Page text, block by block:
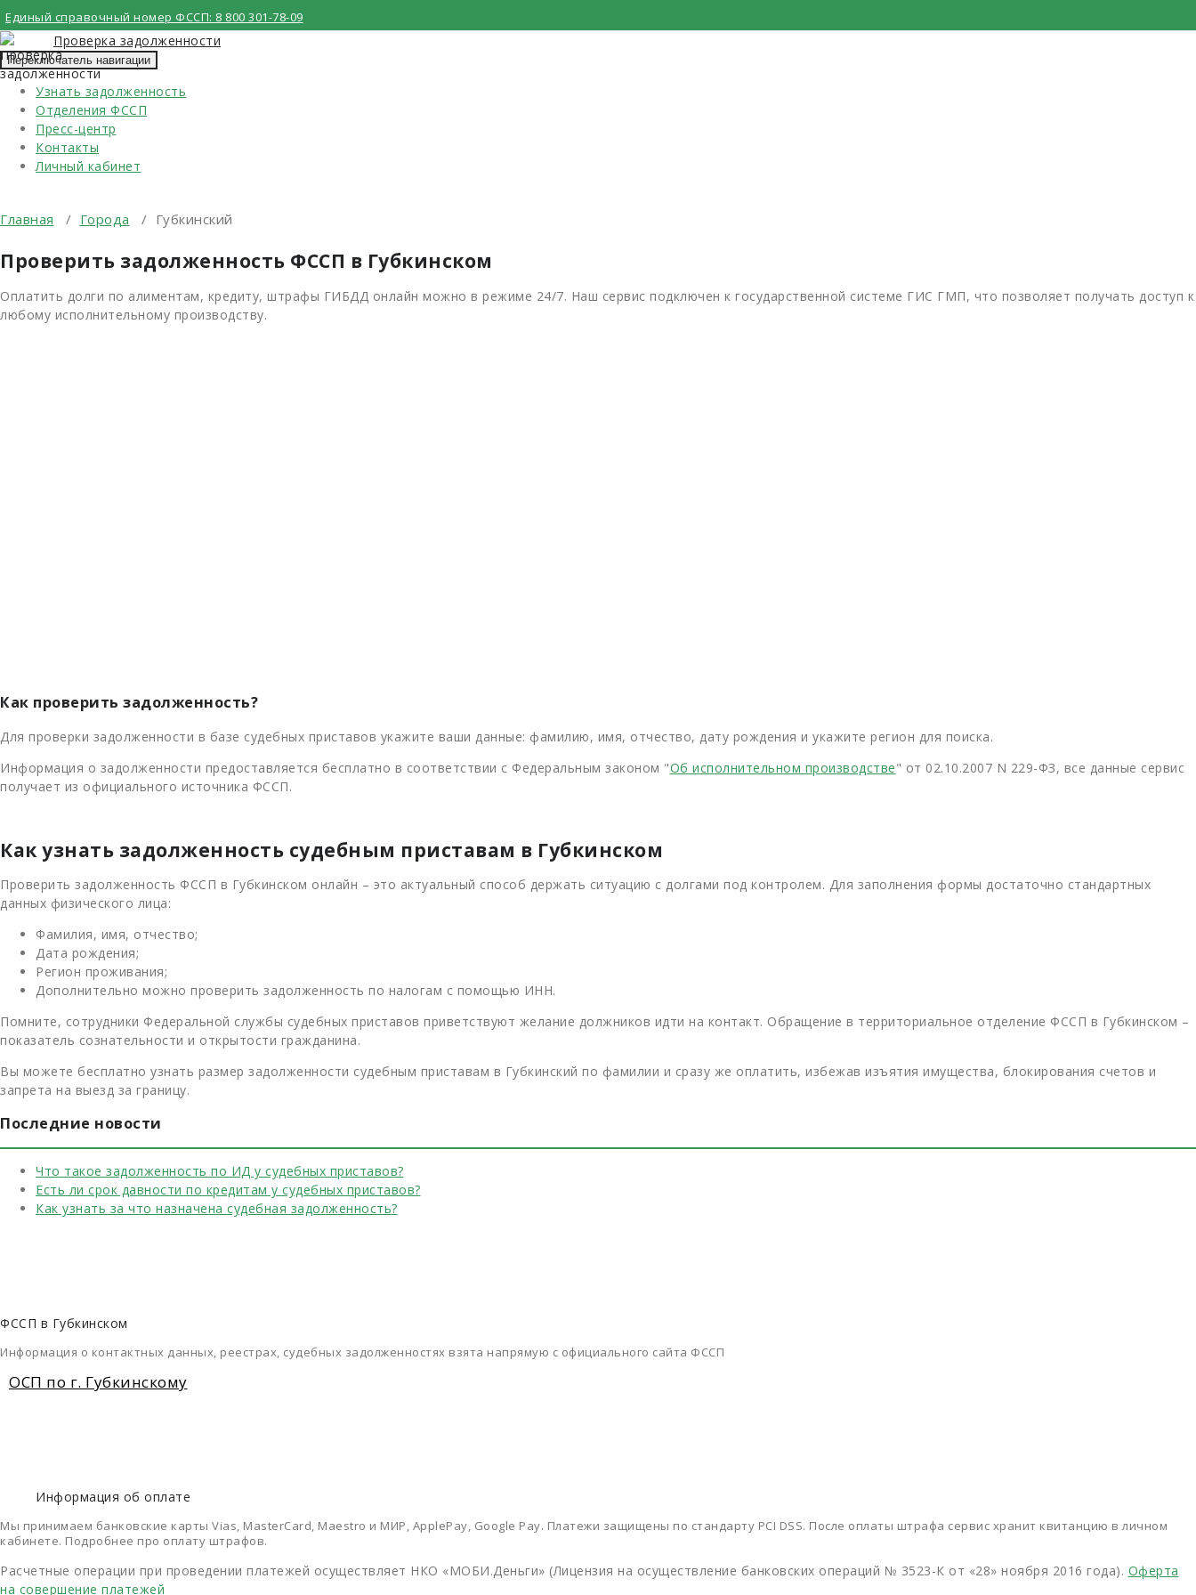
Перейти
к
содержимому
Единый справочный номер ФССП: 8 800 301-78-09
Проверка задолженности
Переключатель навигации
Узнать задолженность
Отделения ФССП
Пресс-центр
Контакты
Личный кабинет
Главная / Города / Губкинский
Проверить задолженность ФССП в Губкинском
Оплатить долги по алиментам, кредиту, штрафы ГИБДД онлайн можно в режиме 24/7. Наш сервис подключен к государственной системе ГИС ГМП, что позволяет получать доступ к
любому исполнительному производству.
Как проверить задолженность?
Для проверки задолженности в базе судебных приставов укажите ваши данные: фамилию, имя, отчество, дату рождения и укажите регион для поиска.
Информация о задолженности предоставляется бесплатно в соответствии с Федеральным законом "Об исполнительном производстве" от 02.10.2007 N 229-ФЗ, все данные сервис
получает из официального источника ФССП.
Как узнать задолженность судебным приставам в Губкинском
Проверить задолженность ФССП в Губкинском онлайн – это актуальный способ держать ситуацию с долгами под контролем. Для заполнения формы достаточно стандартных
данных физического лица:
Фамилия, имя, отчество;
Дата рождения;
Регион проживания;
Дополнительно можно проверить задолженность по налогам с помощью ИНН.
Помните, сотрудники Федеральной службы судебных приставов приветствуют желание должников идти на контакт. Обращение в территориальное отделение ФССП в Губкинском –
показатель сознательности и открытости гражданина.
Вы можете бесплатно узнать размер задолженности судебным приставам в Губкинский по фамилии и сразу же оплатить, избежав изъятия имущества, блокирования счетов и
запрета на выезд за границу.
Последние новости
Что такое задолженность по ИД у судебных приставов?
Есть ли срок давности по кредитам у судебных приставов?
Как узнать за что назначена судебная задолженность?
ФССП в Губкинском
Информация о контактных данных, реестрах, судебных задолженностях взята напрямую с официального сайта ФССП
ОСП по г. Губкинскому
Информация об оплате
Мы принимаем банковские карты Vias, MasterCard, Maestro и МИР, ApplePay, Google Pay. Платежи защищены по стандарту PCI DSS. После оплаты штрафа сервис хранит квитанцию в личном
кабинете. Подробнее про оплату штрафов.
Расчетные операции при проведении платежей осуществляет НКО «МОБИ.Деньги» (Лицензия на осуществление банковских операций № 3523-К от «28» ноября 2016 года). Оферта
на совершение платежей